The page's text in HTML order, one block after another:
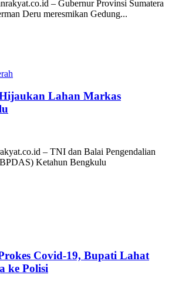
– Gubernur Provinsi Sumatera
Deru meresmikan Gedung...
Lahan Markas
– TNI dan Balai Pengendalian
Ketahun Bengkulu
Covid-19, Bupati Lahat
ke Polisi